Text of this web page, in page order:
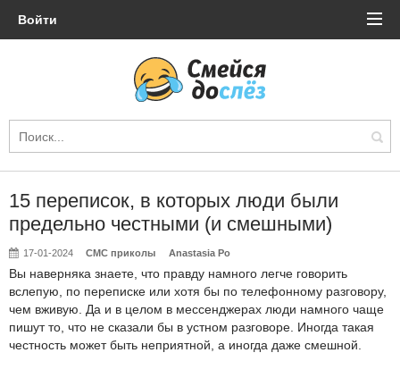
Войти
15 переписок, в которых люди были
предельно честными (и смешными)
17-01-2024 СМС приколы Anastasia Po
Вы наверняка знаете, что правду намного легче говорить
вслепую, по переписке или хотя бы по телефонному разговору,
чем вживую. Да и в целом в мессенджерах люди намного чаще
пишут то, что не сказали бы в устном разговоре. Иногда такая
честность может быть неприятной, а иногда даже смешной.